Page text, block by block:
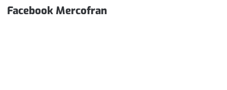
Facebook Mercofran